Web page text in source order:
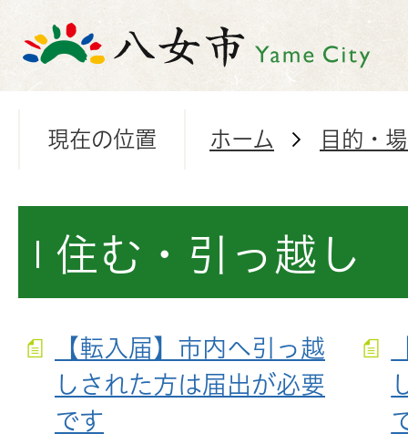
現在の位置 ホーム 目的・
住む・引っ越し
【転入届】市内へ引っ越
しされた方は届出が必要
です